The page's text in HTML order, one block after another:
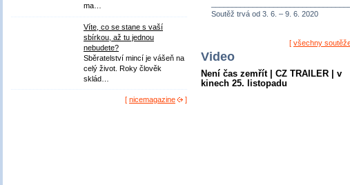
ma…
Víte, co se stane s vaší
sbírkou, až tu jednou
nebudete?
Sběratelství mincí je vášeň na
celý život. Roky člověk
sklád…
[ nicemagazine ]
Soutěž trvá od 3. 6. – 9. 6. 2020
[ všechny
Video
Není čas zemřít | CZ TRAILER | v
kinech 25. listopadu